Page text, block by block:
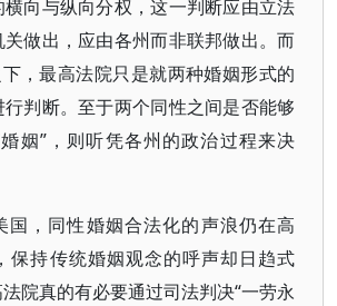
向与纵向分权，这一判断应由立法
做出，应由各州而非联邦做出。而
，最高法院只是就两种婚姻形式的
判断。至于两个同性之间是否能够
姻”，则听凭各州的政治过程来决
国，同性婚姻合法化的声浪仍在高
保持传统婚姻观念的呼声却日趋式
院真的有必要通过司法判决“一劳永